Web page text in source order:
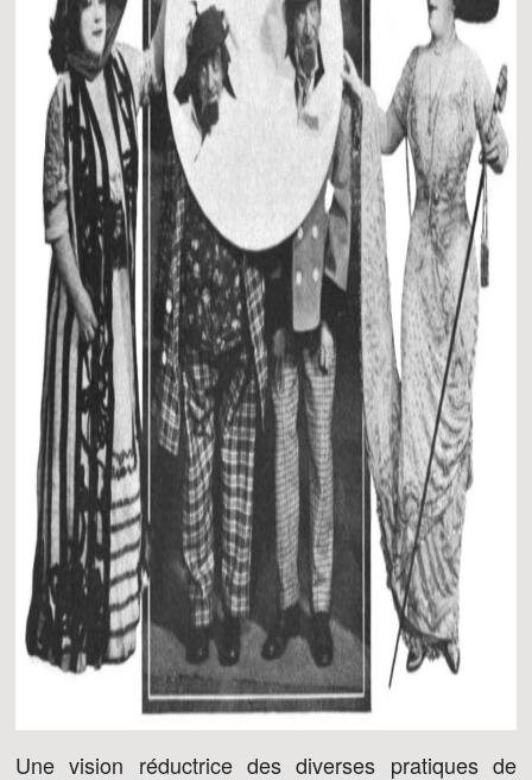
Une vision réductrice des diverses pratiques de